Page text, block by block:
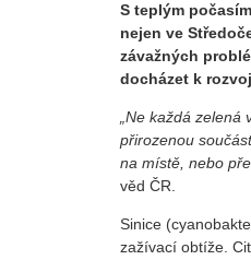
S teplým
nejen ve
závažných
docházet k
„Ne každá zelená
přirozenou
na místě, nebo
věd ČR.
Sinice
zažívací obtíže.